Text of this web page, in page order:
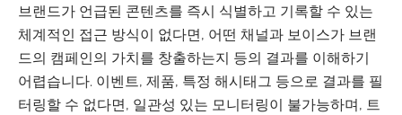
브랜드가 언급된 콘텐츠를 즉시 식별하고 기록할 수 있는
체계적인 접근 방식이 없다면, 어떤 채널과 보이스가 브랜
드의 캠페인의 가치를 창출하는지 등의 결과를 이해하기
어렵습니다. 이벤트, 제품, 특정 해시태그 등으로 결과를 필
터링할 수 없다면, 일관성 있는 모니터링이 불가능하며, 트